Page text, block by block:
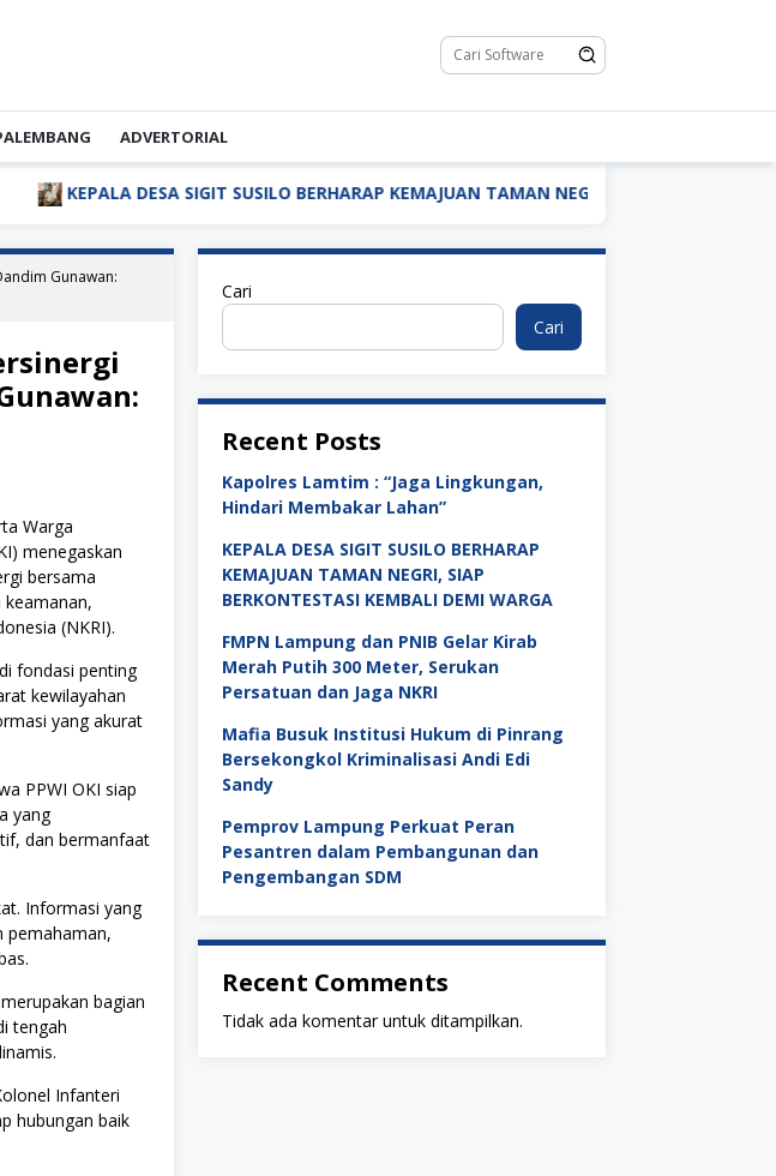
ADVERTORIAL
DESA SIGIT SUSILO BERHARAP KEMAJUAN TAMAN NEGRI, SIAP BERKONTESTASI KEMBALI
Gunawan:
Warga
menegaskan
bersama
(NKRI).
fondasi penting
kewilayahan
yang akurat
PPWI OKI siap
yang
dan bermanfaat
Informasi yang
pemahaman,
bagian
tengah
Infanteri
hubungan baik
Cari
Cari
Recent Posts
Kapolres Lamtim : “Jaga Lingkungan,
Hindari Membakar Lahan”
KEPALA DESA SIGIT SUSILO BERHARAP
KEMAJUAN TAMAN NEGRI, SIAP
BERKONTESTASI KEMBALI DEMI WARGA
FMPN Lampung dan PNIB Gelar Kirab
Merah Putih 300 Meter, Serukan
Persatuan dan Jaga NKRI
Mafia Busuk Institusi Hukum di Pinrang
Bersekongkol Kriminalisasi Andi Edi
Sandy
Pemprov Lampung Perkuat Peran
Pesantren dalam Pembangunan dan
Pengembangan SDM
Recent Comments
Tidak ada komentar untuk ditampilkan.